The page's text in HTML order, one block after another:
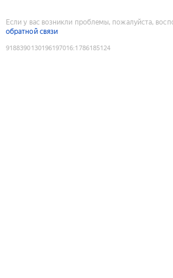
Если у вас возникли проблемы, пожалуйста,
обратной связи
9188390130196197016:1786185124